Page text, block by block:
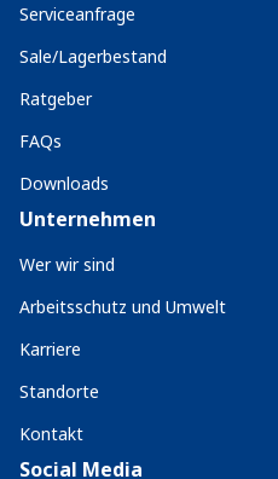
Serviceanfrage
Sale/Lagerbestand
Ratgeber
FAQs
Downloads
Unternehmen
Wer wir sind
Arbeitsschutz und Umwelt
Karriere
Standorte
Kontakt
Social Media